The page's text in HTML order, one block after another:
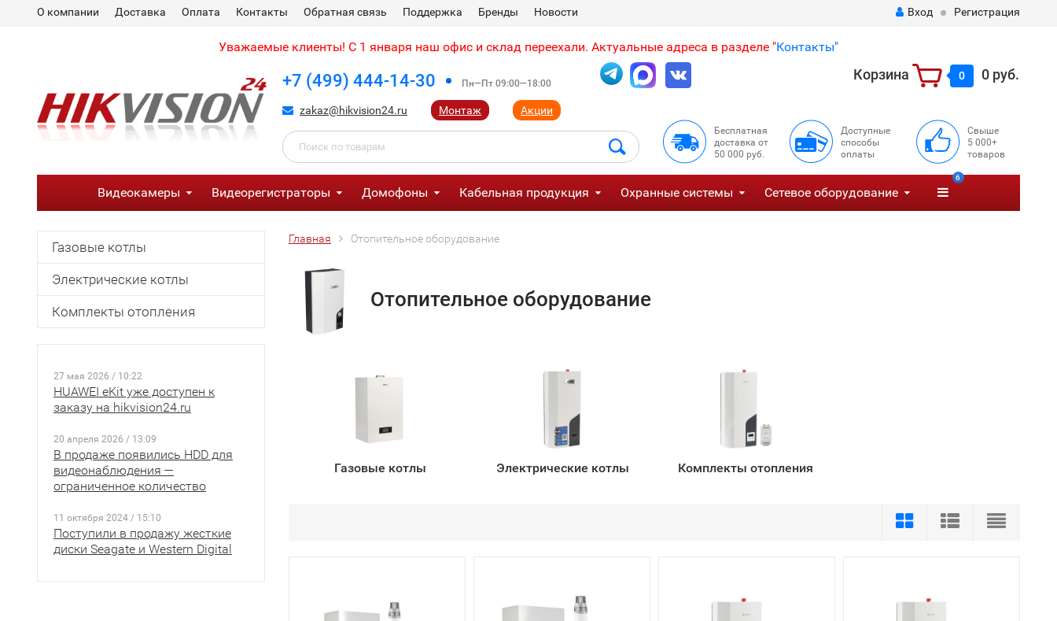
О компании Доставка Оплата Контакты Обратная связь Поддержка Бренды Новости Вход Регистрация
Уважаемые клиенты! С 1 января наш офис и склад переехали. Актуальные адреса в разделе "Контакты"
+7 (499) 444-14-30 Пн—Пт 09:00—18:00
zakaz@hikvision24.ru Монтаж Акции
Корзина 0 0 руб.
Бесплатная
доставка от
50 000 руб.
Доступные
способы
оплаты
Свыше
5 000+
товаров
Видеокамеры Видеорегистраторы Домофоны Кабельная продукция Охранные системы Сетевое оборудование
6
Газовые котлы
Электрические котлы
Комплекты отопления
27 мая 2026 / 10:22
HUAWEI eKit уже доступен к
заказу на hikvision24.ru
20 апреля 2026 / 13:09
В продаже появились HDD для
видеонаблюдения —
ограниченное количество
11 октября 2024 / 15:10
Поступили в продажу жесткие
диски Seagate и Western Digital
Главная Отопительное оборудование
Отопительное оборудование
Газовые котлы Электрические котлы Комплекты отопления